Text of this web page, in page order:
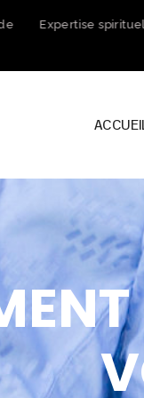
Expertise spirituelle –